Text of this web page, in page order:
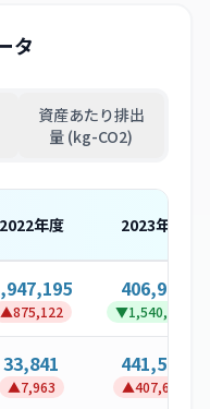
タ
資産あたり排出
量 (kg-CO2)
2022年度 2023年度
▲875,122
406,909
▼1,540,286
33,841
▲7,963
441,527
▲407,686